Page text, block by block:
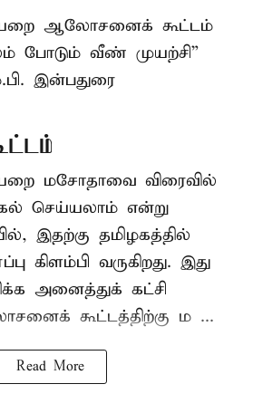
ஆலோசனைக் கூட்டம்
போடும் வீண் முயற்சி”
இன்பதுரை
மசோதாவை விரைவில்
செய்யலாம் என்று
இதற்கு தமிழகத்தில்
கிளம்பி வருகிறது. இது
அனைத்துக் கட்சி
கூட்டத்திற்கு ம ...
Read More